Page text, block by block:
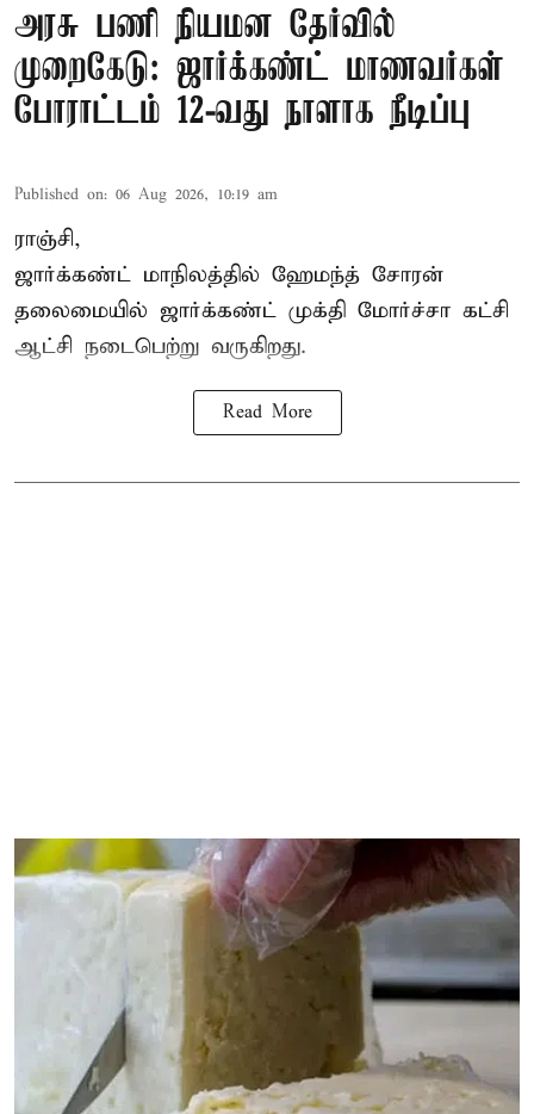
அரசு பணி நியமன தேர்வில்
முறைகேடு: ஜார்க்கண்ட் மாணவர்கள்
போராட்டம் 12-வது நாளாக நீடிப்பு
Published on: 06 Aug 2026, 10:19 am
ராஞ்சி,
ஜார்க்கண்ட் மாநிலத்தில் ஹேமந்த் சோரன்
தலைமையில் ஜார்க்கண்ட் முக்தி மோர்ச்சா கட்சி
ஆட்சி நடைபெற்று வருகிறது.
Read More